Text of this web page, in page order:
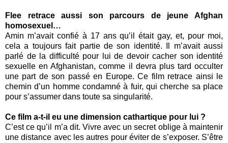
Flee retrace aussi son parcours de jeune Afghan
homosexuel…
Amin m’avait confié à 17 ans qu’il était gay, et, pour moi,
cela a toujours fait partie de son identité. Il m’avait aussi
parlé de la difficulté pour lui de devoir cacher son identité
sexuelle en Afghanistan, comme il devra plus tard occulter
une part de son passé en Europe. Ce film retrace ainsi le
chemin d’un homme condamné à fuir, qui cherche sa place
pour s’assumer dans toute sa singularité.
Ce film a-t-il eu une dimension cathartique pour lui ?
C’est ce qu’il m’a dit. Vivre avec un secret oblige à maintenir
une distance avec les autres pour éviter de s’exposer. S’être